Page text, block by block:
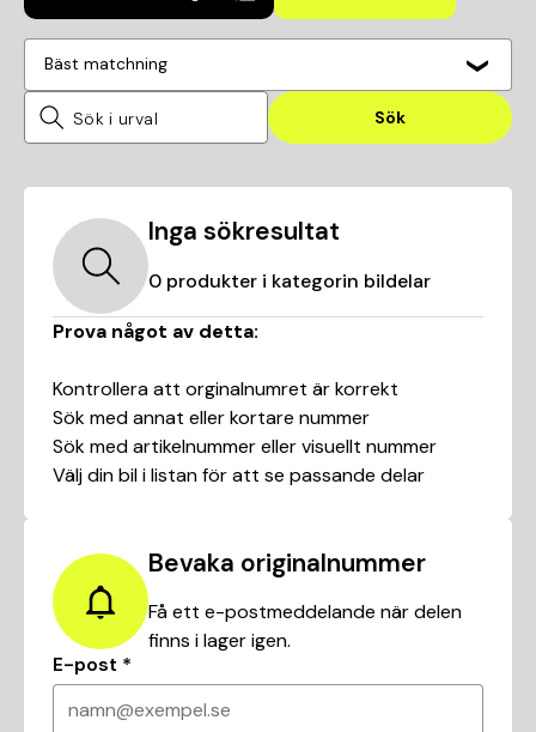
Bäst matchning
Sök
Inga sökresultat
0 produkter i kategorin bildelar
Prova något av detta:
Kontrollera att orginalnumret är korrekt
Sök med annat eller kortare nummer
Sök med artikelnummer eller visuellt nummer
Välj din bil i listan för att se passande delar
Bevaka originalnummer
Få ett e-postmeddelande när delen
finns i lager igen.
E-post *
namn@exempel.se